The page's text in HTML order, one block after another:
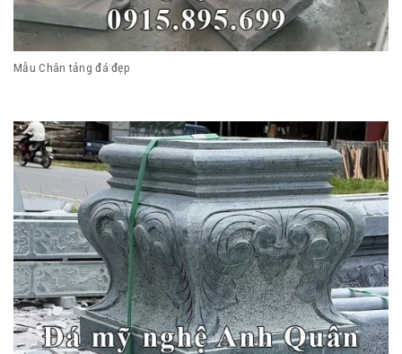
Mẫu Chân tảng đá đẹp